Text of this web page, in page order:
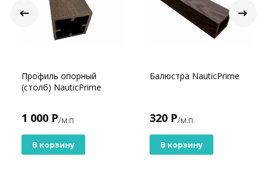
Профиль опорный
(столб) NauticPrime
1 000 Р/м.п
В корзину
Балюстра NauticPrime
320 Р/м.п
В корзину